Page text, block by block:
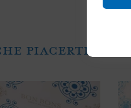
piacerti...
Dolci
Misti